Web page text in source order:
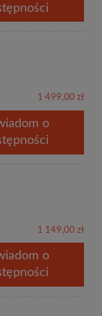
1 499,00 zł
o
1 149,00 zł
o